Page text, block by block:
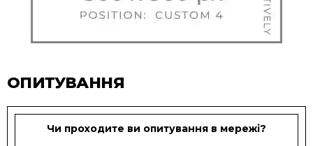
ОПИТУВАННЯ
Чи проходите ви опитування в мережі?